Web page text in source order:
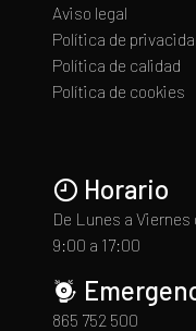
Aviso legal
Política de
Política de calidad
Política de cookies
Horario
De Lunes a Viernes
9:00 a 17:00
865 752 500